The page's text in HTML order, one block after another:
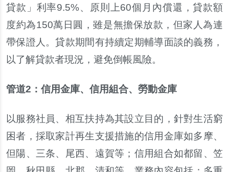
貸款 」 利率9.5%、 原則上60個月內償還 ，貸款額
度約為150萬日圓 ，雖是無擔保放款 ， 但家人為連
帶保證人 。貸款期間有持續定期輔導面談的義務 ，
以了解貸款者現況 ， 避免倒帳風險。
管道2 ： 信用金庫、 信用組合、 勞動金庫
以服務社員、 相互扶持為其設立目的 ， 針對生活窮
困者 ， 採取家計再生支援措施的信用金庫如多摩、
但陽、 三条、 尾西、 遠賀等 ； 信用組合如都留 、笠